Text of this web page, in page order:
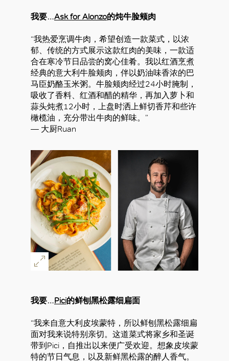
我要…Ask for Alonzo的炖牛脸颊肉
“我热爱烹调牛肉，希望创造一款菜式，以浓
郁、传统的方式展示这款红肉的美味，一款适
合在寒冷节日品尝的窝心佳肴。我以红酒烹煮
经典的意大利牛脸颊肉，伴以奶油味香浓的巴
马臣奶酪玉米粥。牛脸颊肉经过24小时腌制，
吸收了香料、红酒和醋的精华，再加入萝卜和
蒜头炖煮12小时，上盘时洒上鲜切香芹和些许
橄榄油，充分带出牛肉的鲜味。”
— 大厨Ruan
我要…Pici的鲜刨黑松露细扁面
“我来自意大利皮埃蒙特，所以鲜刨黑松露细扁
面对我来说特别亲切。这道菜式将家乡和圣诞
带到Pici，自推出以来便广受欢迎。想象皮埃蒙
特的节日气息，以及新鲜黑松露的醉人香气。